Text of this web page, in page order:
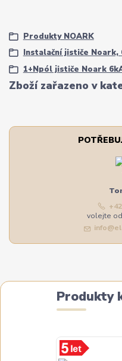
Zboží zařazeno v
Produkty NOARK
Instalační jističe Noark,
1+Npól jističe Noark
volejte
Produkty